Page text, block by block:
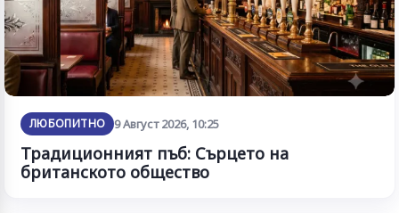
ЛЮБОПИТНО 9 Август 2026, 10:25
Традиционният пъб: Сърцето на
британското общество